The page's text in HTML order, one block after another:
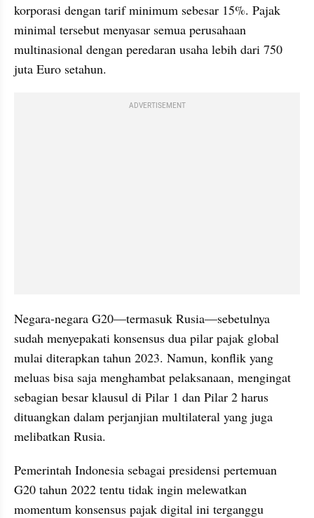
korporasi dengan tarif minimum sebesar 15%. Pajak
minimal tersebut menyasar semua perusahaan
multinasional dengan peredaran usaha lebih dari 750
juta Euro setahun.
ADVERTISEMENT
Negara-negara G20—termasuk Rusia—sebetulnya
sudah menyepakati konsensus dua pilar pajak global
mulai diterapkan tahun 2023. Namun, konflik yang
meluas bisa saja menghambat pelaksanaan, mengingat
sebagian besar klausul di Pilar 1 dan Pilar 2 harus
dituangkan dalam perjanjian multilateral yang juga
melibatkan Rusia.
Pemerintah Indonesia sebagai presidensi pertemuan
G20 tahun 2022 tentu tidak ingin melewatkan
momentum konsensus pajak digital ini terganggu